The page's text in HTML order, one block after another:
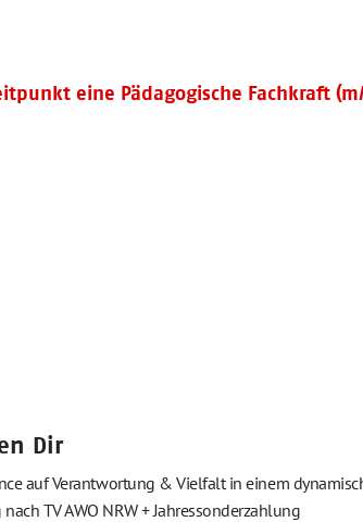
eine Pädagogische Fachkraft
Dir
auf Verantwortung & Vielfalt in einem
TV AWO NRW + Jahressonderzahlung